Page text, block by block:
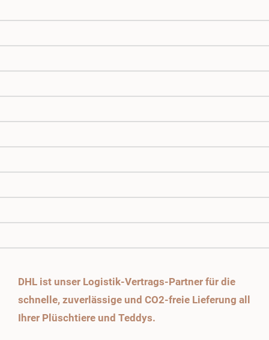
DHL ist unser Logistik-Vertrags-Partner für die
schnelle, zuverlässige und CO2-freie Lieferung all
Ihrer Plüschtiere und Teddys.